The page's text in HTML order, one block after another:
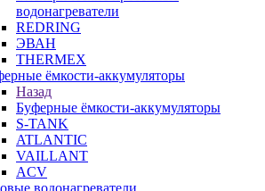
водонагреватели
REDRING
ЭВАН
THERMEX
ёмкости-аккумуляторы
Назад
Буферные ёмкости-аккумуляторы
S-TANK
ATLANTIC
VAILLANT
ACV
водонагреватели